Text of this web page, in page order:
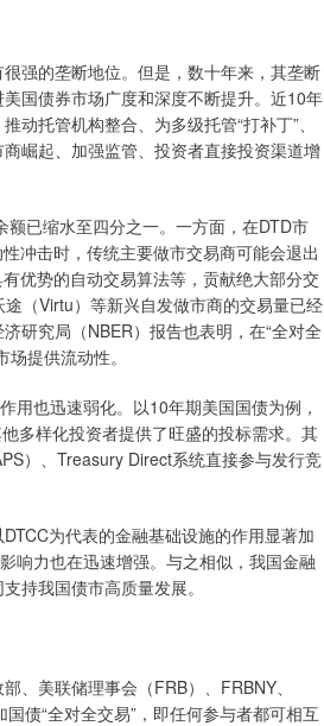
强的垄断地位。但是，数十年来，其垄断
国债券市场广度和深度不断提升。近10年
托管机构整合、为多级托管“打补丁”、
崛起、加强监管、投资者直接投资渠道增
已缩水至四分之一。一方面，在DTD市
冲击时，传统主要做市交易商可能会退出
优势的自动交易算法等，贡献绝大部分交
（Virtu）等新兴自发做市商的交易量已经
研究局（NBER）报告也表明，在“全对全
提供流动性。
也迅速弱化。以10年期美国国债为例，
多样化投资者提供了旺盛的投标需求。其
）、Treasury Direct系统直接参与发行竞
为代表的金融基础设施的作用显著加
响力也在迅速增强。与之相似，我国金融
持我国债市高质量发展。
美联储理事会（FRB）、FRBNY、
债“全对全交易”，即任何参与者都可相互